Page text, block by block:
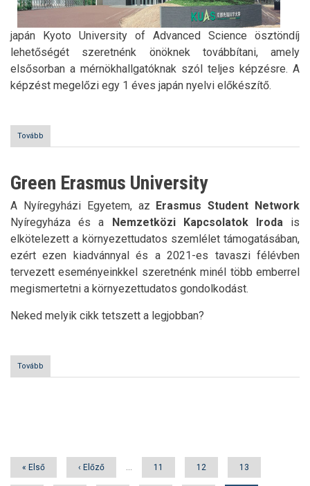
japán Kyoto University of Advanced Science ösztöndíj
lehetőségét szeretnénk önöknek továbbítani, amely
elsősorban a mérnökhallgatóknak szól teljes képzésre. A
képzést megelőzi egy 1 éves japán nyelvi előkészítő.
Tovább
Japánban)
Green Erasmus University
A Nyíregyházi Egyetem, az
Erasmus Student Network
Nyíregyháza és a
Nemzetközi Kapcsolatok Irodais
elkötelezett a környezettudatos szemlélet támogatásában,
ezért ezen kiadvánnyal és a 2021-es tavaszi félévben
tervezett eseményeinkkel szeretnénk minél több emberrel
megismertetni a környezettudatos gondolkodást.
Neked melyik cikk tetszett a legjobban?
Tovább
Erasmus
Első
oldal
« Első
Előző
oldal
‹ Előző … Oldal
11 Oldal
12 Oldal
13